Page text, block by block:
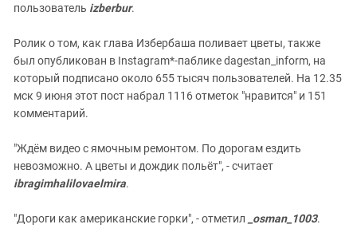
пользователь izberbur.
Ролик о том, как глава Избербаша поливает цветы, также
был опубликован в Instagram*-паблике dagestan_inform, на
который подписано около 655 тысяч пользователей. На 12.35
мск 9 июня этот пост набрал 1116 отметок "нравится" и 151
комментарий.
"Ждём видео с ямочным ремонтом. По дорогам ездить
невозможно. А цветы и дождик польёт", - считает
ibragimhalilovaelmira.
"Дороги как американские горки", - отметил _osman_1003.